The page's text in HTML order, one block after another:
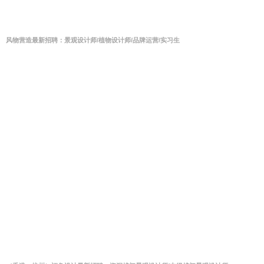
风物营造最新招聘：景观设计师/植物设计师/品牌运营/实习生